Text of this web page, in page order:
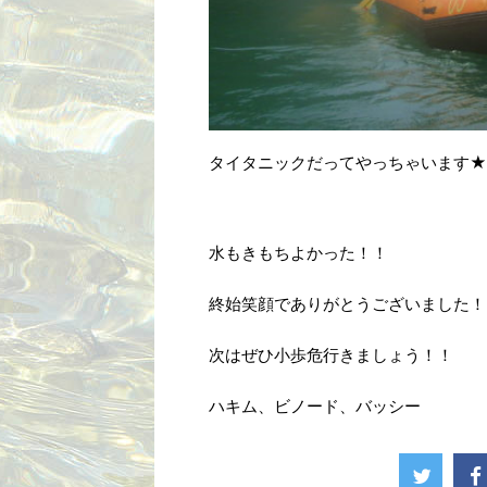
タイタニックだってやっちゃいます★
水もきもちよかった！！
終始笑顔でありがとうございました
次はぜひ小歩危行きましょう！！
ハキム、ビノード、バッシー